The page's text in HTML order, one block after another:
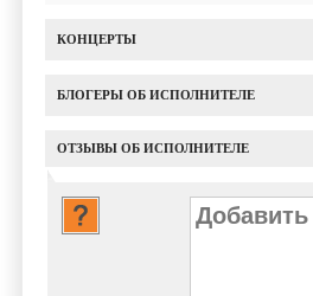
КОНЦЕРТЫ
БЛОГЕРЫ ОБ ИСПОЛНИТЕЛЕ
ОТЗЫВЫ ОБ ИСПОЛНИТЕЛЕ